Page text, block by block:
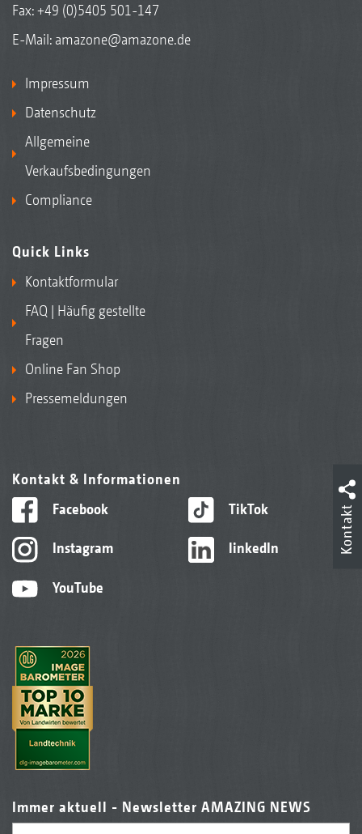
Fax: +49 (0)5405 501-147
E-Mail: amazone@amazone.de
Impressum
Datenschutz
Allgemeine
Verkaufsbedingungen
Compliance
Quick Links
Kontaktformular
FAQ | Häufig gestellte
Fragen
Online Fan Shop
Pressemeldungen
Kontakt & Informationen
Facebook
Instagram
YouTube
TikTok
linkedIn
Immer aktuell - Newsletter AMAZING NEWS
Kontakt